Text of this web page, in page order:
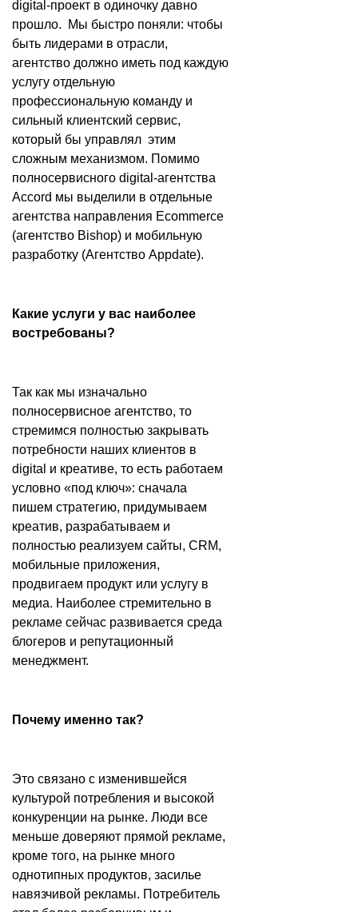
digital-проект в одиночку давно
прошло. Мы быстро поняли: чтобы
быть лидерами в отрасли,
агентство должно иметь под каждую
услугу отдельную
профессиональную команду и
сильный клиентский сервис,
который бы управлял этим
сложным механизмом. Помимо
полносервисного digital-агентства
Accord мы выделили в отдельные
агентства направления Ecommerce
(агентство Bishop) и мобильную
разработку (Агентство Appdate).
Какие услуги у вас наиболее
востребованы?
Так как мы изначально
полносервисное агентство, то
стремимся полностью закрывать
потребности наших клиентов в
digital и креативе, то есть работаем
условно «под ключ»: сначала
пишем стратегию, придумываем
креатив, разрабатываем и
полностью реализуем сайты, CRM,
мобильные приложения,
продвигаем продукт или услугу в
медиа. Наиболее стремительно в
рекламе сейчас развивается среда
блогеров и репутационный
менеджмент.
Почему именно так?
Это связано с изменившейся
культурой потребления и высокой
конкуренции на рынке. Люди все
меньше доверяют прямой рекламе,
кроме того, на рынке много
однотипных продуктов, засилье
навязчивой рекламы. Потребитель